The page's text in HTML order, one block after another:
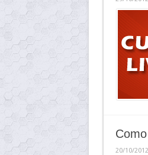
20/10/2012